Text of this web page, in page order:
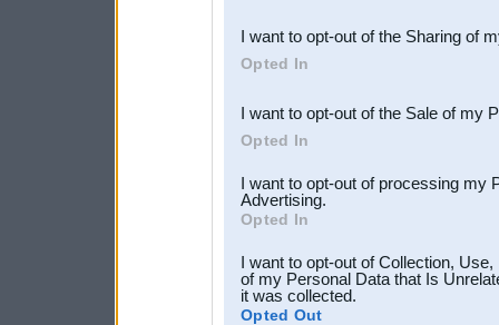
Downstream Participants
third parties.
I want to opt-out of the Sharing of
Opted In
I want to opt-out of the Sale of my
Opted In
I want to opt-out of processing my
Advertising.
Opted In
I want to opt-out of Collection,
of my Personal Data that Is
it was collected.
Opted Out